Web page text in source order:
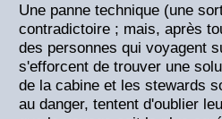
Une panne technique (une
contradictoire ; mais, après
des personnes qui voyagent
s'efforcent de trouver une
de la cabine et les stewards
au danger, tentent d'oublier